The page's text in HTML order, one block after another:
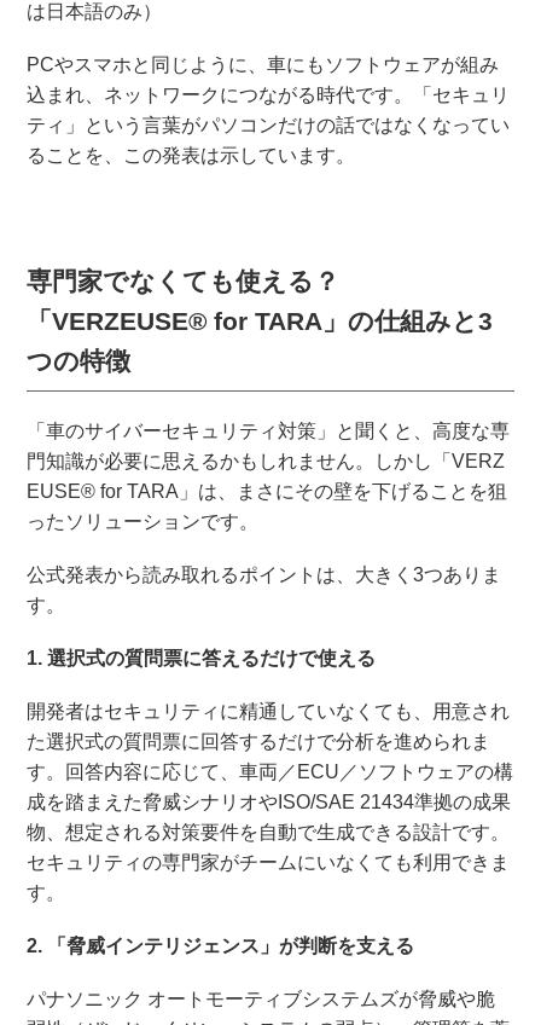
は日本語のみ）
PCやスマホと同じように、車にもソフトウェアが組み
込まれ、ネットワークにつながる時代です。「セキュリ
ティ」という言葉がパソコンだけの話ではなくなってい
ることを、この発表は示しています。
専門家でなくても使える？
「VERZEUSE® for TARA」の仕組みと3
つの特徴
「車のサイバーセキュリティ対策」と聞くと、高度な専
門知識が必要に思えるかもしれません。しかし「VERZ
EUSE® for TARA」は、まさにその壁を下げることを狙
ったソリューションです。
公式発表から読み取れるポイントは、大きく3つありま
す。
1. 選択式の質問票に答えるだけで使える
開発者はセキュリティに精通していなくても、用意され
た選択式の質問票に回答するだけで分析を進められま
す。回答内容に応じて、車両／ECU／ソフトウェアの構
成を踏まえた脅威シナリオやISO/SAE 21434準拠の成果
物、想定される対策要件を自動で生成できる設計です。
セキュリティの専門家がチームにいなくても利用できま
す。
2. 「脅威インテリジェンス」が判断を支える
パナソニック オートモーティブシステムズが脅威や脆